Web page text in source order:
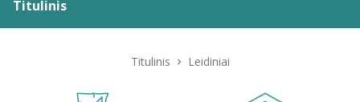
Titulinis
Titulinis Leidiniai